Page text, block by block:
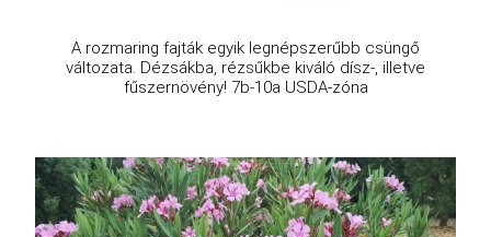
A rozmaring fajták egyik legnépszerűbb csüngő
változata. Dézsákba, rézsűkbe kiváló dísz-, illetve
fűszernövény! 7b-10a USDA-zóna